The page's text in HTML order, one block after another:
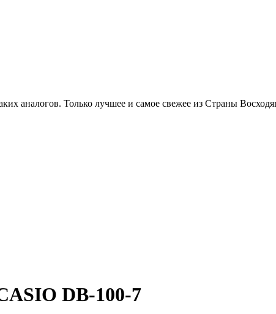
аналогов. Только лучшее и самое свежее из Страны
DB-100-7